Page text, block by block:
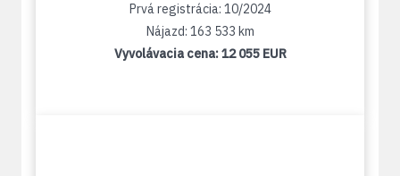
Prvá registrácia: 10/2024
Nájazd: 163 533 km
Vyvolávacia cena:12 055 EUR